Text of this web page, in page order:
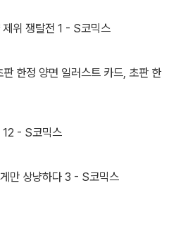
위 쟁탈전 1 - S코믹스
한정 양면 일러스트 카드, 초판 한
12 - S코믹스
만 상냥하다 3 - S코믹스